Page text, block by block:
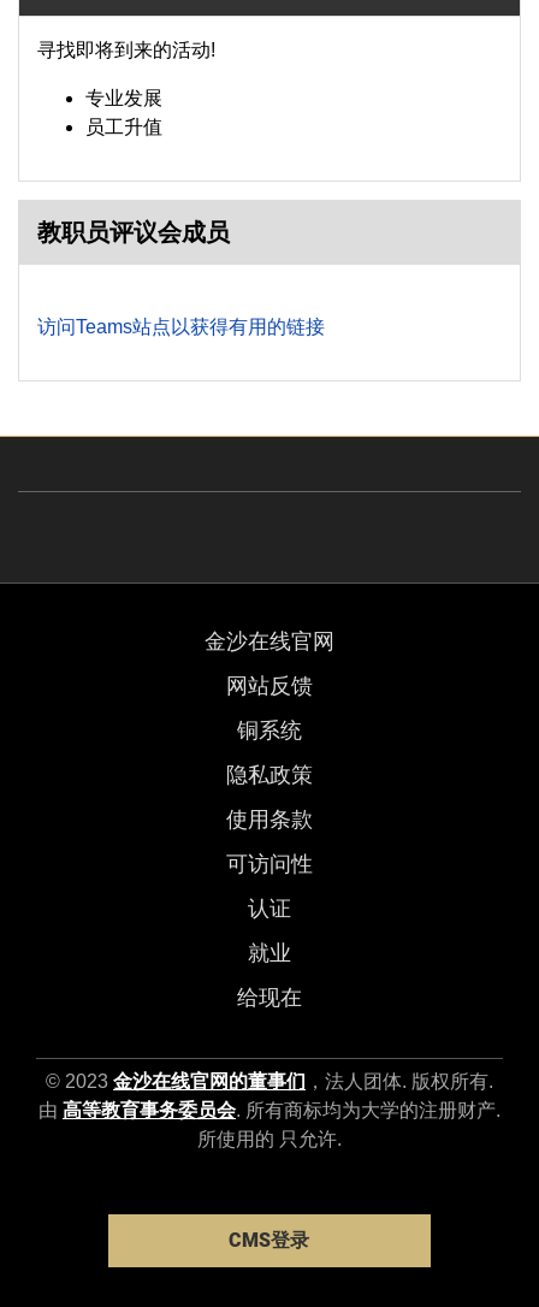
寻找即将到来的活动!
专业发展
员工升值
教职员评议会成员
访问Teams站点以获得有用的链接
金沙在线官网
网站反馈
铜系统
隐私政策
使用条款
可访问性
认证
就业
给现在
© 2023 金沙在线官网的董事们 ，法人团体. 版权所有.
由 高等教育事务委员会. 所有商标均为大学的注册财产.
所使用的 只允许.
CMS登录